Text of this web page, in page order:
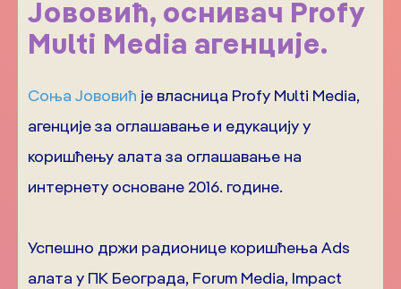
Јововић, оснивач Profy
Multi Media агенције.
Соња Јововић је власница Profy Multi Меdia,
агенције за оглашавање и едукацију у
коришћењу алата за оглашавање на
интернету основане 2016. године.
Успешно држи радионице коришћења Аds
алата у ПК Београда, Forum Media, Impact